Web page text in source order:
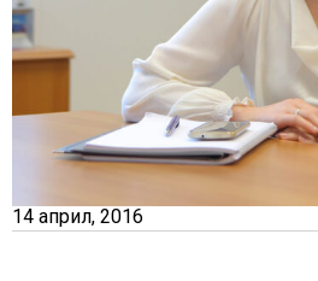
14 април, 2016